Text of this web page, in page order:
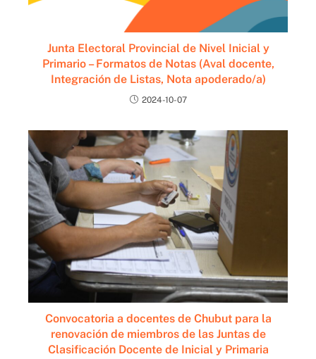
Junta Electoral Provincial de Nivel Inicial y
Primario – Formatos de Notas (Aval docente,
Integración de Listas, Nota apoderado/a)
2024-10-07
Convocatoria a docentes de Chubut para la
renovación de miembros de las Juntas de
Clasificación Docente de Inicial y Primaria